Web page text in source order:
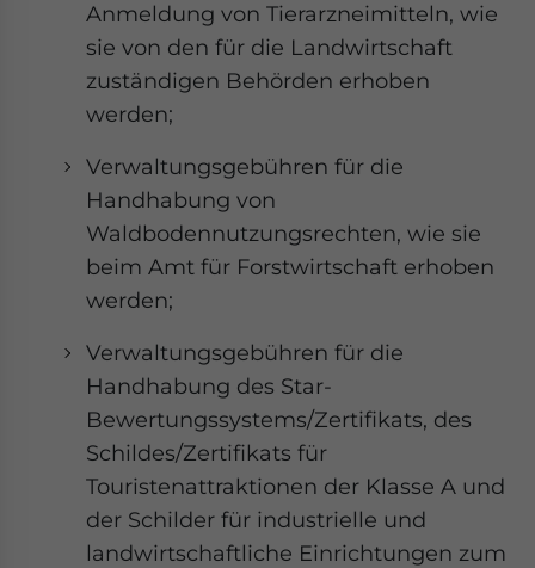
Anmeldung von Tierarzneimitteln, wie
sie von den für die Landwirtschaft
zuständigen Behörden erhoben
werden;
Verwaltungsgebühren für die
Handhabung von
Waldbodennutzungsrechten, wie sie
beim Amt für Forstwirtschaft erhoben
werden;
Verwaltungsgebühren für die
Handhabung des Star-
Bewertungssystems/Zertifikats, des
Schildes/Zertifikats für
Touristenattraktionen der Klasse A und
der Schilder für industrielle und
landwirtschaftliche Einrichtungen zum